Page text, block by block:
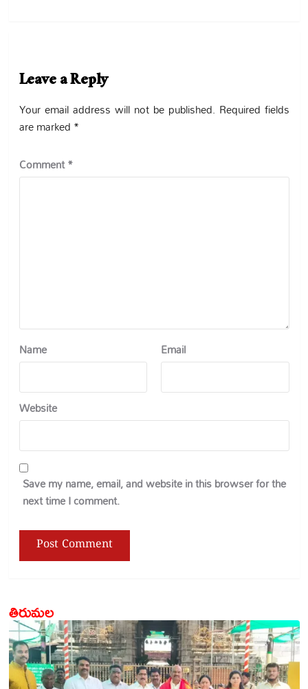
Leave a Reply
Your email address will not be published. Required fields
are marked *
Comment*
Name Email
Website
Save my name, email, and website in this browser for the
next time I comment.
తిరుమల